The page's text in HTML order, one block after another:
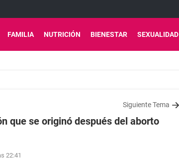
FAMILIA NUTRICIÓN BIENESTAR SEXUALIDAD
Siguiente Tema
que se originó después del aborto
22:41